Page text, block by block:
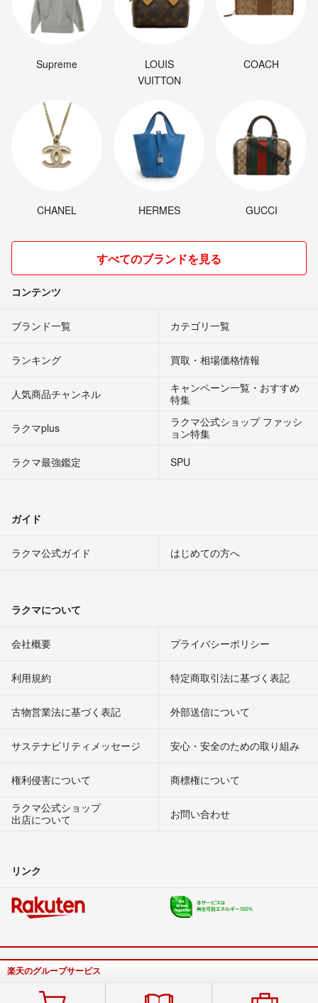
Supreme
LOUIS
VUITTON
COACH
CHANEL HERMES GUCCI
すべてのブランドを見る
コンテンツ
ブランド一覧 カテゴリ一覧
ランキング 買取・相場価格情報
人気商品チャンネル
キャンペーン一覧・おすすめ
特集
ラクマplus
ラクマ公式ショップ ファッシ
ョン特集
ラクマ最強鑑定
SPU
ガイド
ラクマ公式ガイド はじめての方へ
ラクマについて
会社概要 プライバシーポリシー
利用規約 特定商取引法に基づく表記
古物営業法に基づく表記 外部送信について
サステナビリティメッセージ 安心・安全のための取り組み
権利侵害について
商標権について
ラクマ公式ショップ
出店について
お問い合わせ
リンク
楽天のグループサービス